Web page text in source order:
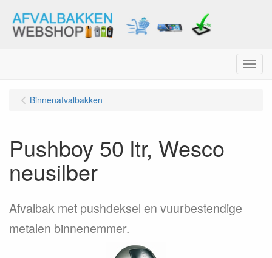
Menu
Binnenafvalbakken
Pushboy 50 ltr, Wesco
neusilber
Afvalbak met pushdeksel en vuurbestendige
metalen binnenemmer.